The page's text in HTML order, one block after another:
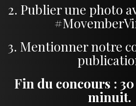
2. Publier une photo
3. Mentionner notre
Fin du concours :
minuit.